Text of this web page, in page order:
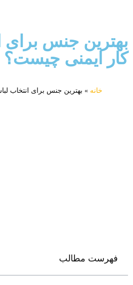
بهترین جنس برای
کار ایمنی چیست؟
خانه » بهترین جنس برای انتخاب
فهرست مطالب